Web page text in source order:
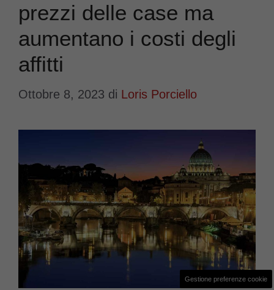
prezzi delle case ma
aumentano i costi degli
affitti
Ottobre 8, 2023 di Loris Porciello
Gestione preferenze cookie